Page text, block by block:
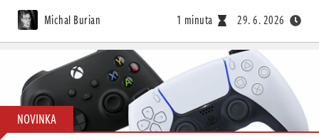
Michal Burian 1 minuta 29. 6. 2026
NOVINKA